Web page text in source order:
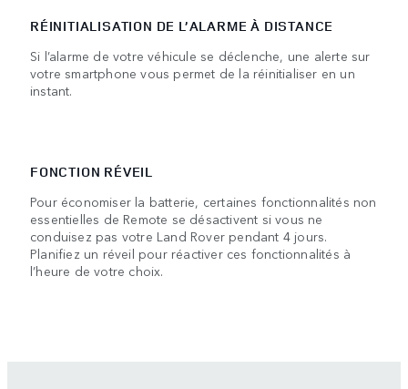
RÉINITIALISATION DE L’ALARME À DISTANCE
Si l’alarme de votre véhicule se déclenche, une alerte sur
votre smartphone vous permet de la réinitialiser en un
instant.
FONCTION RÉVEIL
Pour économiser la batterie, certaines fonctionnalités non
essentielles de Remote se désactivent si vous ne
conduisez pas votre Land Rover pendant 4 jours.
Planifiez un réveil pour réactiver ces fonctionnalités à
l’heure de votre choix.